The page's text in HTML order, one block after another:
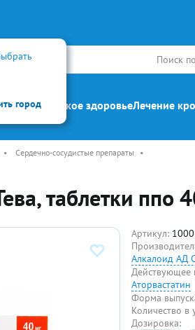
город
Искать Поиск
и гриппЖенское здоровьеЛечение
• Сердечно-сосудистые препараты •
таблетки
Артикул:
Алкалоид АД
Действующее
Аторвастатин
Форма
Количество в
Дозировка: